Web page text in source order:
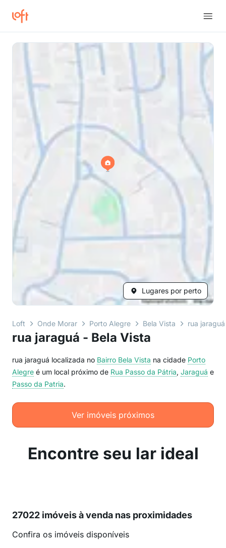
Lugares por perto
Loft Onde Morar Porto Alegre Bela Vista rua jaraguá
rua jaraguá - Bela Vista
rua jaraguá localizada no Bairro Bela Vista na cidade Porto
Alegre é um local próximo de Rua Passo da Pátria, Jaraguá e
Passo da Patria.
Ver imóveis próximos
Encontre seu lar ideal
27022 imóveis à venda nas proximidades
Confira os imóveis disponíveis